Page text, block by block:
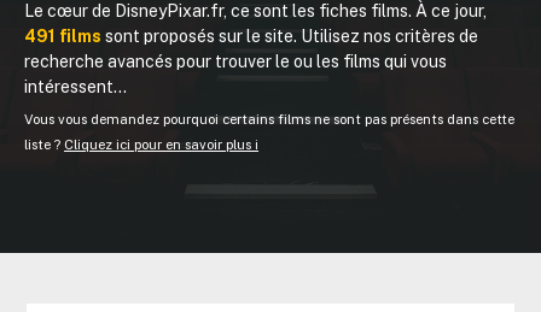
Le cœur de DisneyPixar.fr, ce sont les fiches films. À ce jour,
491 films sont proposés sur le site. Utilisez nos critères de
recherche avancés pour trouver le ou les films qui vous
intéressent...
Vous vous demandez pourquoi certains films ne sont pas présents dans cette
liste ? Cliquez ici pour en savoir plus ℹ️